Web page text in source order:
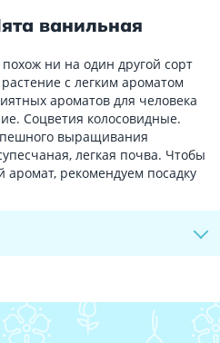
ванильная
похож ни на один другой сорт
с легким ароматом
ароматов для человека
Соцветия колосовидные.
выращивания
легкая почва. Чтобы
рекомендуем посадку